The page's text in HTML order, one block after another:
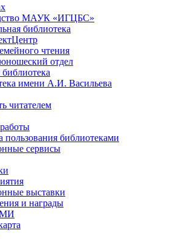
МАУК «ИГЦБС»
библиотека
чтения
отдел
библиотека
имени А.И. Васильева
читателем
пользования библиотеками
сервисы
выставки
и награды